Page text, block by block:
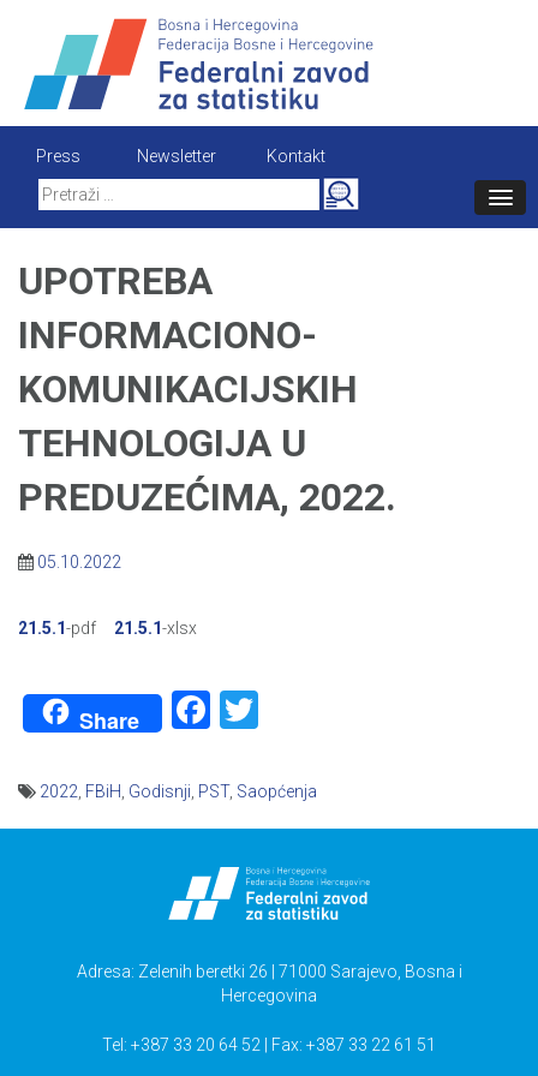
content
Press Newsletter
Kontakt
Search
for:
UPOTREBA
INFORMACIONO-
KOMUNIKACIJSKIH
TEHNOLOGIJA U
PREDUZEĆIMA, 2022.
05.10.2022
21.5.1-pdf 21.5.1-xlsx
Share Facebook
2022 FBiH Godisnji PST, Saopćenja
Adresa: Zelenih beretki 26 | 71000 Sarajevo, Bosna i
Hercegovina
Tel: +387 33 20 64 52 | Fax: +387 33 22 61 51